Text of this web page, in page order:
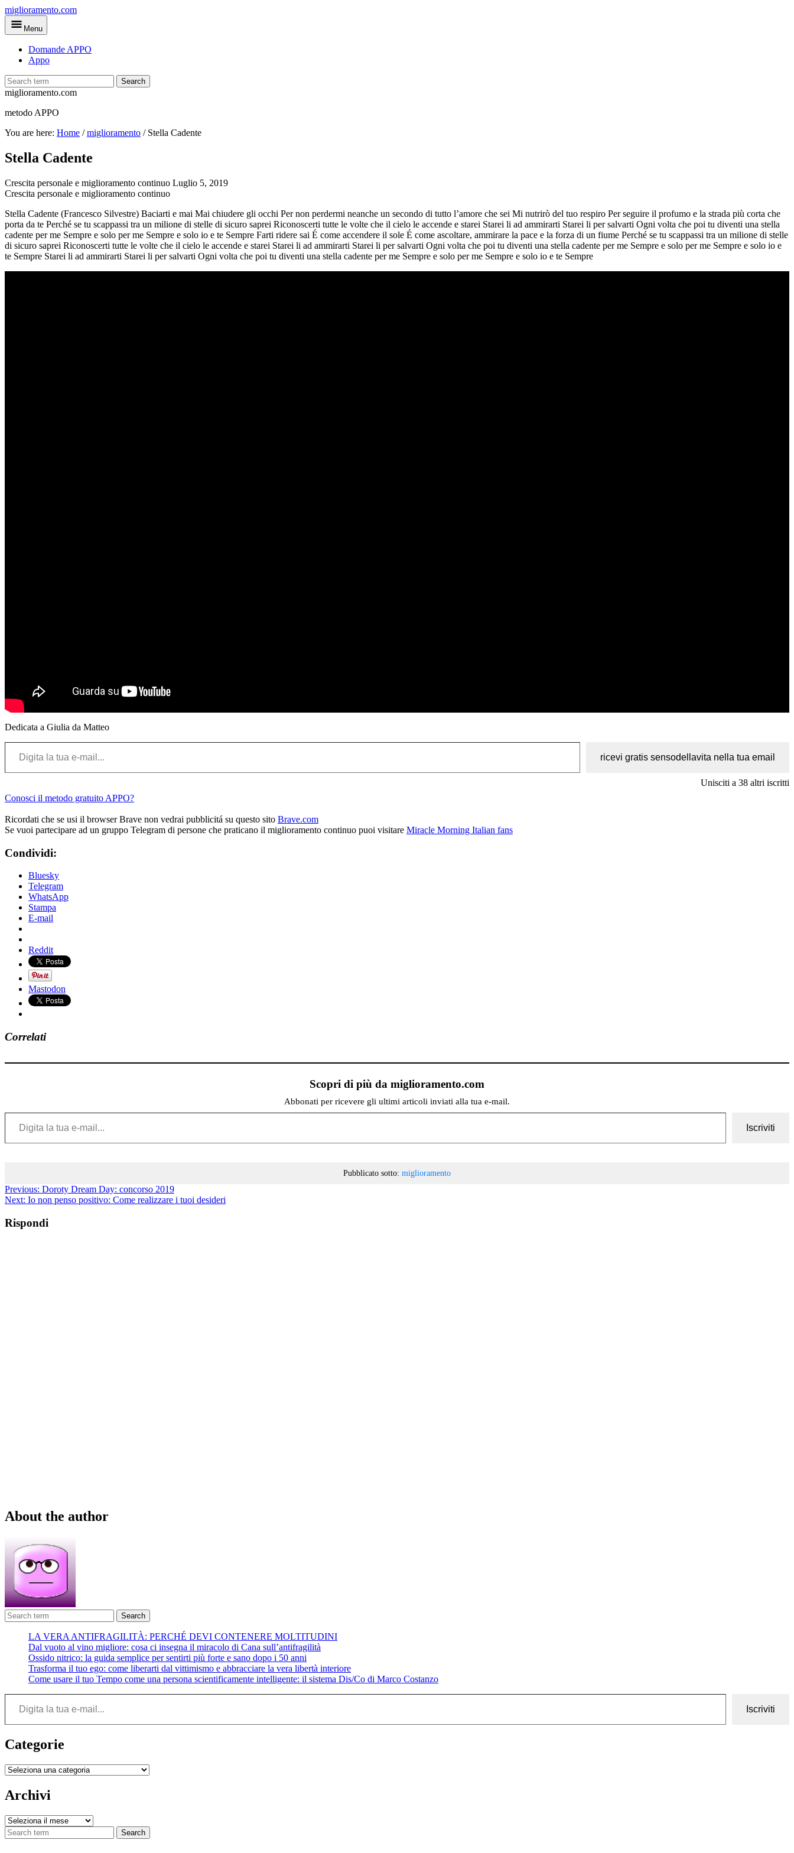
Skip
to
main
miglioramento.com
Menu
Domande APPO
Appo
Search
miglioramento.com
metodo APPO
You are here: Home /miglioramento / Stella Cadente
Stella Cadente
Crescita personale e miglioramento continuo Luglio 5, 2019
Crescita personale e miglioramento continuo
Stella Cadente (Francesco Silvestre) Baciarti e mai Mai chiudere gli occhi Per non perdermi neanche un secondo di tutto l’amore che sei Mi nutrirò del tuo respiro Per seguire il profumo e la strada più corta che
porta da te Perché se tu scappassi tra un milione di stelle di sicuro saprei Riconoscerti tutte le volte che il cielo le accende e starei Starei li ad ammirarti Starei li per salvarti Ogni volta che poi tu diventi una stella
cadente per me Sempre e solo per me Sempre e solo io e te Sempre Farti ridere sai É come accendere il sole É come ascoltare, ammirare la pace e la forza di un fiume Perché se tu scappassi tra un milione di stelle
di sicuro saprei Riconoscerti tutte le volte che il cielo le accende e starei Starei li ad ammirarti Starei li per salvarti Ogni volta che poi tu diventi una stella cadente per me Sempre e solo per me Sempre e solo io e
te Sempre Starei li ad ammirarti Starei li per salvarti Ogni volta che poi tu diventi una stella cadente per me Sempre e solo per me Sempre e solo io e te Sempre
Dedicata a Giulia da Matteo
Digita la tua e-mail…
ricevi gratis sensodellavita nella tua email
Unisciti a 38 altri iscritti
Conosci il metodo gratuito APPO?
Ricordati che se usi il browser Brave non vedrai pubblicitá su questo sito Brave.com
Se vuoi partecipare ad un gruppo Telegram di persone che praticano il miglioramento continuo puoi visitare Miracle Morning Italian fans
Condividi:
Bluesky
Telegram
WhatsApp
Stampa
E-mail
Reddit
Mastodon
Correlati
Scopri di più da miglioramento.com
Abbonati per ricevere gli ultimi articoli inviati alla tua e-mail.
Digita la tua e-mail...
Iscriviti
Pubblicato sotto: miglioramento
Previous: Doroty Dream Day: concorso 2019
Next: Io non penso positivo: Come realizzare i tuoi desideri
Rispondi
About the author
Search
LA VERA ANTIFRAGILITÀ: PERCHÉ DEVI CONTENERE MOLTITUDINI
Dal vuoto al vino migliore: cosa ci insegna il miracolo di Cana sull’antifragilità
Ossido nitrico: la guida semplice per sentirti più forte e sano dopo i 50 anni
Trasforma il tuo ego: come liberarti dal vittimismo e abbracciare la vera libertà interiore
Come usare il tuo Tempo come una persona scientificamente intelligente: il sistema Dis/Co di Marco Costanzo
Digita la tua e-mail...
Iscriviti
Categorie
Categorie
Archivi
Archivi
Search